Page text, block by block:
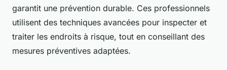
garantit une prévention durable. Ces professionnels
utilisent des techniques avancées pour inspecter et
traiter les endroits à risque, tout en conseillant des
mesures préventives adaptées.